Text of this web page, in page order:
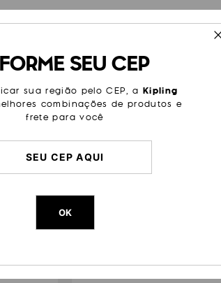
externos,
coisas
ou
Cor
Modelo
Tamanho
Cor Original
SEU CEP
sua região pelo CEP, a Kipling
combinações de produtos e
frete para você
OK